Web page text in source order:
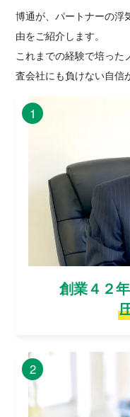
博通が、パートナーの浮
由をご紹介します。
これまでの経験で培った
査会社にも負けない自信
1
創業４２
2